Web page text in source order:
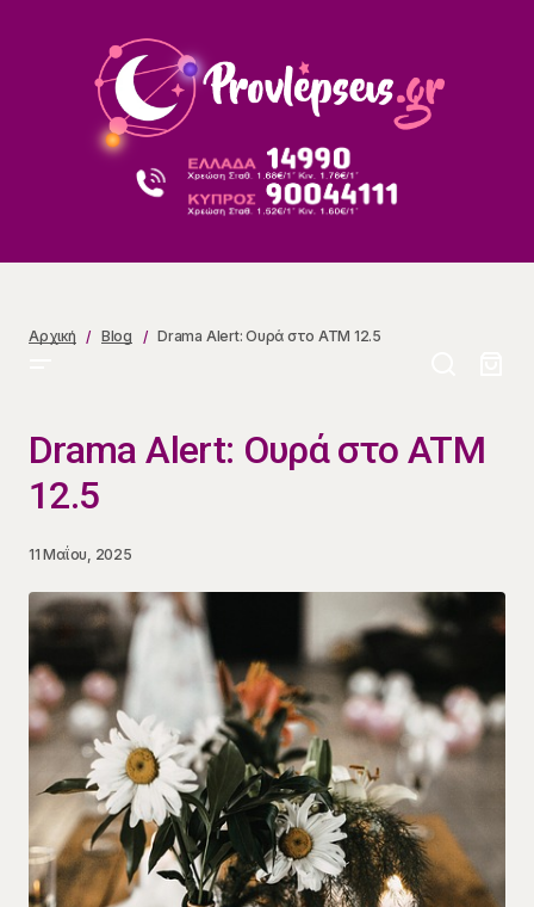
Αρχική Blog Drama Alert: Ουρά στο ATM 12.5
Drama Alert: Ουρά στο ATM
12.5
11 Μαΐου, 2025